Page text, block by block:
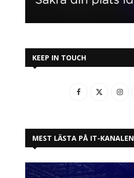
KEEP IN TOUCH
MEST LÄSTA PÅ IT-KANALEN